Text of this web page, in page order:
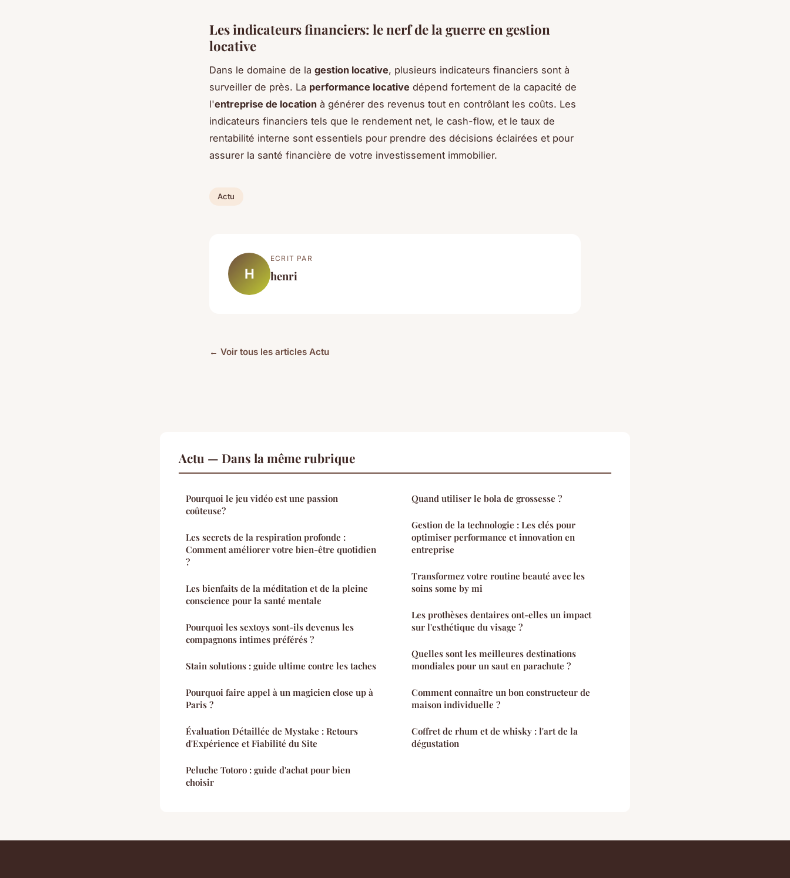
Les indicateurs financiers: le nerf de la guerre en gestion
locative
Dans le domaine de la gestion locative, plusieurs indicateurs financiers sont à
surveiller de près. La performance locative dépend fortement de la capacité de
l'entreprise de location à générer des revenus tout en contrôlant les coûts. Les
indicateurs financiers tels que le rendement net, le cash-flow, et le taux de
rentabilité interne sont essentiels pour prendre des décisions éclairées et pour
assurer la santé financière de votre investissement immobilier.
Actu
H
ECRIT PAR
henri
← Voir tous les articles Actu
Actu — Dans la même rubrique
Pourquoi le jeu vidéo est une passion
coûteuse?
Les secrets de la respiration profonde :
Comment améliorer votre bien-être quotidien
?
Les bienfaits de la méditation et de la pleine
conscience pour la santé mentale
Pourquoi les sextoys sont-ils devenus les
compagnons intimes préférés ?
Stain solutions : guide ultime contre les taches
Pourquoi faire appel à un magicien close up à
Paris ?
Évaluation Détaillée de Mystake : Retours
d'Expérience et Fiabilité du Site
Peluche Totoro : guide d'achat pour bien
choisir
Quand utiliser le bola de grossesse ?
Gestion de la technologie : Les clés pour
optimiser performance et innovation en
entreprise
Transformez votre routine beauté avec les
soins some by mi
Les prothèses dentaires ont-elles un impact
sur l'esthétique du visage ?
Quelles sont les meilleures destinations
mondiales pour un saut en parachute ?
Comment connaître un bon constructeur de
maison individuelle ?
Coffret de rhum et de whisky : l'art de la
dégustation